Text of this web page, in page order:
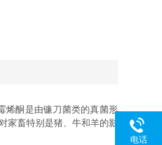
烯酮是由镰刀菌类的真菌形
家畜特别是猪、牛和羊的影
电话